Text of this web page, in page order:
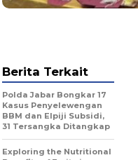
Berita Terkait
Polda Jabar Bongkar 17
Kasus Penyelewengan
BBM dan Elpiji Subsidi,
31 Tersangka Ditangkap
Exploring the Nutritional